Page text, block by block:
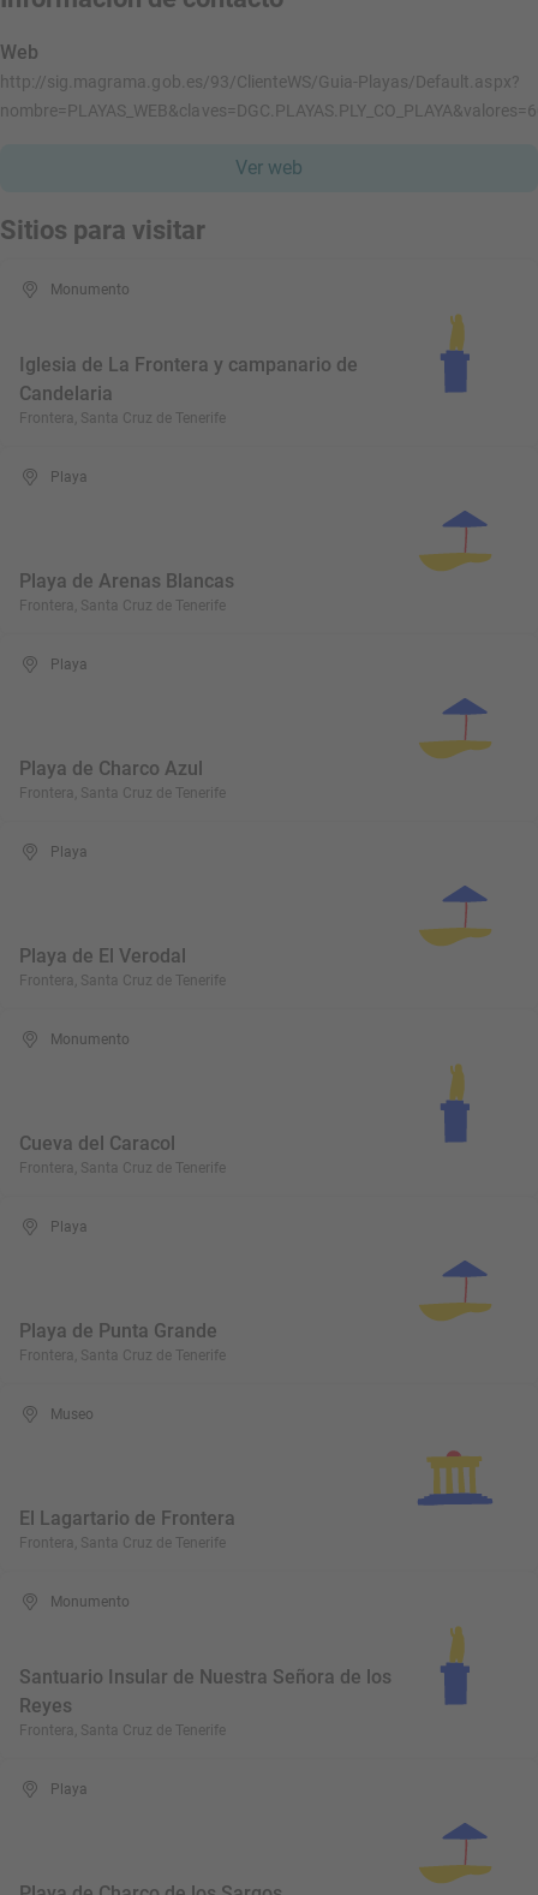
Web
http://sig.magrama.gob.es/93/ClienteWS/Guia-Playas/Default.aspx?
Ver web
Sitios para visitar
Monumento
Iglesia de La Frontera y campanario de
Candelaria
Frontera, Santa Cruz de Tenerife
Playa
Playa de Arenas Blancas
Frontera, Santa Cruz de Tenerife
Playa
Playa de Charco Azul
Frontera, Santa Cruz de Tenerife
Playa
Playa de El Verodal
Frontera, Santa Cruz de Tenerife
Monumento
Cueva del Caracol
Frontera, Santa Cruz de Tenerife
Playa
Playa de Punta Grande
Frontera, Santa Cruz de Tenerife
Museo
El Lagartario de Frontera
Frontera, Santa Cruz de Tenerife
Monumento
Santuario Insular de Nuestra Señora de los
Reyes
Frontera, Santa Cruz de Tenerife
Playa